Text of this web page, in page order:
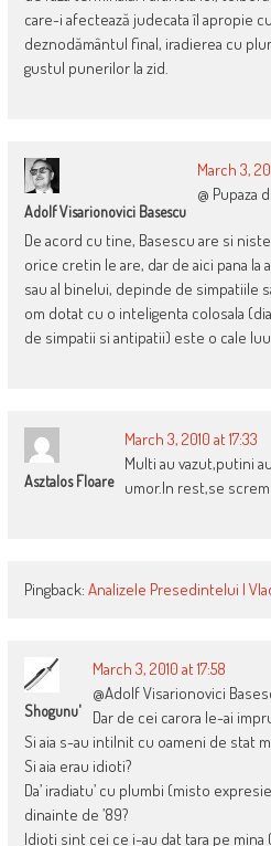
care-i afectează judecata îl apropie
deznodământul final, iradierea cu
gustul punerilor la zid.
Adolf Visarionovici Basescu
March 3,
@ Pupaza
De acord cu tine, Basescu are si
orice cretin le are, dar de aici pana la
sau al binelui, depinde de simpatiile
om dotat cu o inteligenta colosala
de simpatii si antipatii) este o cale
Asztalos Floare
March 3, 2010 at 17:33
Multi au vazut,putini
umor.In rest,se
Pingback: Analizele Presedintelui |
Shogunu'
March 3, 2010 at 17:58
@Adolf Visarionovici
Dar de cei carora le-ai
Si aia s-au intilnit cu oameni de stat
Si aia erau idioti?
Da’ iradiatu’ cu plumbi (misto
dinainte de ’89?
Idioti sint cei ce i-au dat tara pe mina